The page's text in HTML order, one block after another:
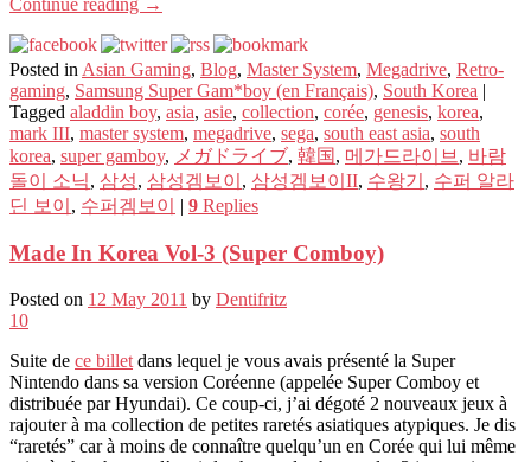
Posted in Asian Gaming, Blog, Master System, Megadrive, Retro-
gaming, Samsung Super Gam*boy (en Français), South Korea |
Tagged aladdin boy, asia, asie, collection, corée, genesis, korea,
mark III, master system, megadrive, sega, south east asia, south
korea, super gamboy, メガドライブ, 韓国 , 메가드라이브 , 바람
돌이 소닉, 삼성, 삼성겜보이 , 삼성겜보이II, 수왕기 , 수퍼 알라
딘 보이 , 수퍼겜보이 | 9 Replies
Made In Korea Vol-3 (Super Comboy)
Posted on 12 May 2011 by Dentifritz
10
Suite de ce billet dans lequel je vous avais présenté la Super
Nintendo dans sa version Coréenne (appelée Super Comboy et
distribuée par Hyundai). Ce coup-ci, j’ai dégoté 2 nouveaux jeux à
rajouter à ma collection de petites raretés asiatiques atypiques. Je dis
“raretés” car à moins de connaître quelqu’un en Corée qui lui même